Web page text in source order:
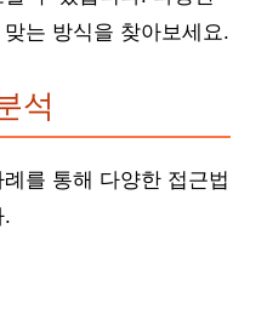
는 방식을 찾아보세요.
석
를 통해 다양한 접근법
.